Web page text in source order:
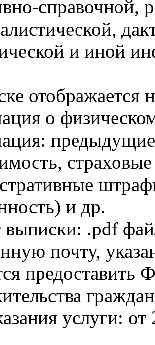
справочной,
и иной
отображается
о
и др.
.pdf
почту,
услуги: от